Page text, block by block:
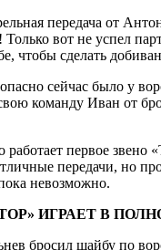
передача от
вот не успел
чтобы сделать
сейчас было у
команду Иван от
первое звено
передачи, но
невозможно.
ИГРАЕТ В
бросил шайбу по